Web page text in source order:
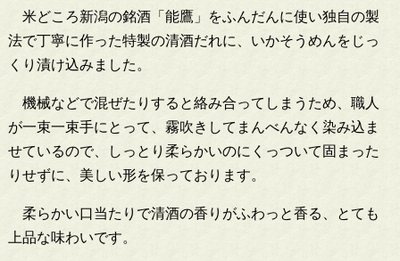
米どころ新潟の銘酒「能鷹」をふんだんに使い独自の製
法で丁寧に作った特製の清酒だれに、いかそうめんをじっ
くり漬け込みました。
機械などで混ぜたりすると絡み合ってしまうため、職人
が一束一束手にとって、霧吹きしてまんべんなく染み込ま
せているので、しっとり柔らかいのにくっついて固まった
りせずに、美しい形を保っております。
柔らかい口当たりで清酒の香りがふわっと香る、とても
上品な味わいです。